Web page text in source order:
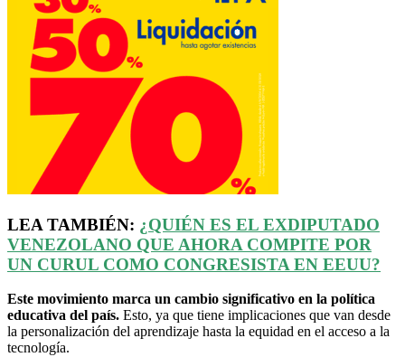
LEA TAMBIÉN: ¿QUIÉN ES EL EXDIPUTADO
VENEZOLANO QUE AHORA COMPITE POR
UN CURUL COMO CONGRESISTA EN EEUU?
Este movimiento marca un cambio significativo en la política
educativa del país. Esto, ya que tiene implicaciones que van desde
la personalización del aprendizaje hasta la equidad en el acceso a la
tecnología.